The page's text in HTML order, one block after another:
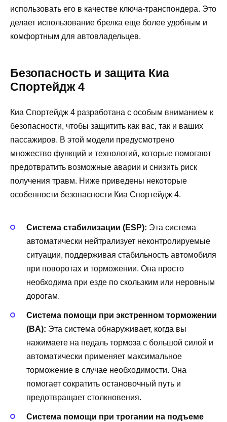
использовать его в качестве ключа-транспондера. Это
делает использование брелка еще более удобным и
комфортным для автовладельцев.
Безопасность и защита Киа
Спортейдж 4
Киа Спортейдж 4 разработана с особым вниманием к
безопасности, чтобы защитить как вас, так и ваших
пассажиров. В этой модели предусмотрено
множество функций и технологий, которые помогают
предотвратить возможные аварии и снизить риск
получения травм. Ниже приведены некоторые
особенности безопасности Киа Спортейдж 4.
Система стабилизации (ESP): Эта система
автоматически нейтрализует неконтролируемые
ситуации, поддерживая стабильность автомобиля
при поворотах и торможении. Она просто
необходима при езде по скользким или неровным
дорогам.
Система помощи при экстренном торможении
(BA): Эта система обнаруживает, когда вы
нажимаете на педаль тормоза с большой силой и
автоматически применяет максимальное
торможение в случае необходимости. Она
помогает сократить остановочный путь и
предотвращает столкновения.
Система помощи при трогании на подъеме